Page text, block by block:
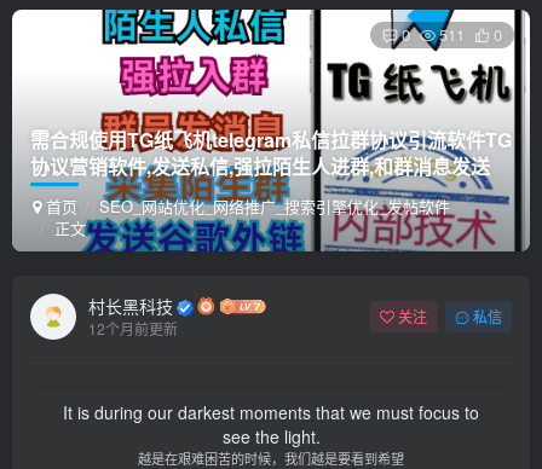
需合规使用TG纸飞机telegram私信拉群协议引流软件TG
协议营销软件,发送私信,强拉陌生人进群,和群消息发送
首页
SEO_网站优化_网络推广_搜索引擎优化_发帖软件
正文
0 511 0
村长黑科技
12个月前更新
关注 私信
It is during our darkest moments that we must focus to
see the light.
越是在艰难困苦的时候，我们越是要看到希望